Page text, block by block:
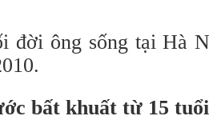
đời ông sống tại Hà
bất khuất từ 15 tuổi